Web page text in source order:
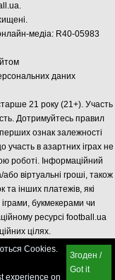
.
медіа: R40-05983
даних
21 року (21+). Участь
Дотримуйтесь правил
ознак залежності
участь в азартних іграх не
роботі. Інформаційний
віртуальні гроші, також
та інших платежів, які
букмекерами чи
ресурсі football.ua
цілях.
Cookies.
experience on
Згоден /
Got it